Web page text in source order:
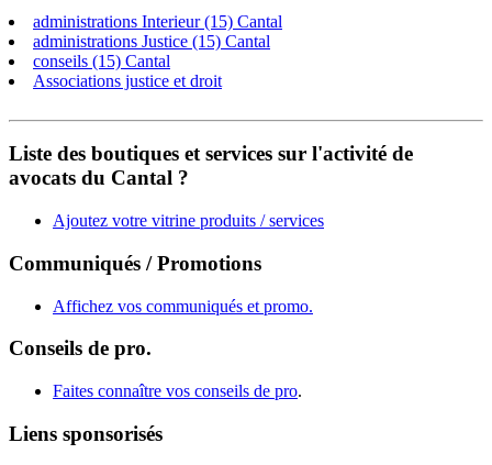
administrations Interieur (15) Cantal
administrations Justice (15) Cantal
conseils (15) Cantal
Associations justice et droit
Liste des boutiques et services sur l'activité de
avocats du Cantal ?
Ajoutez votre vitrine produits / services
Communiqués / Promotions
Affichez vos communiqués et promo.
Conseils de pro.
Faites connaître vos conseils de pro.
Liens sponsorisés